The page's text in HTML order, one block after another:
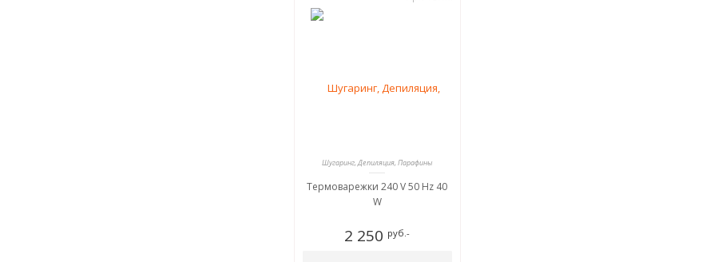
Шугаринг, Депиляция, Парафины
Термоварежки 240 V 50 Hz 40
W
2 250 руб.-